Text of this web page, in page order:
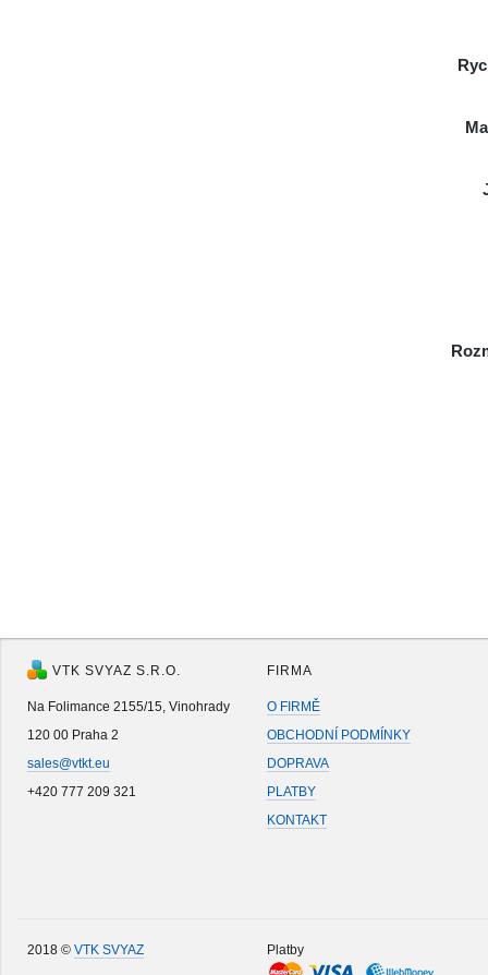
VTK SVYAZ S.R.O.
Na Folimance 2155/15, Vinohrady
120 00 Praha 2
sales@vtkt.eu
+420 777 209 321
FIRMA
O FIRMĚ
OBCHODNÍ PODMÍNKY
DOPRAVA
PLATBY
KONTAKT
2018 © VTK SVYAZ Platby